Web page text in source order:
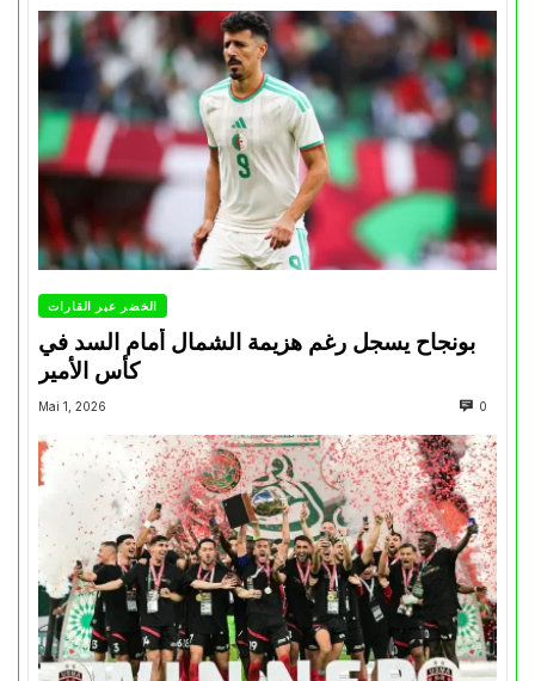
الخضر عبر القارات
بونجاح يسجل رغم هزيمة الشمال أمام السد في
كأس الأمير
Mai 1, 2026 0